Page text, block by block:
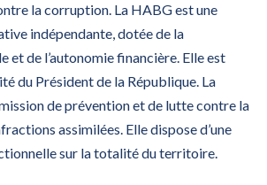
la corruption. La HABG est une
indépendante, dotée de la
et de l’autonomie financière. Elle est
du Président de la République. La
de prévention et de lutte contre la
assimilées. Elle dispose d’une
sur la totalité du territoire.